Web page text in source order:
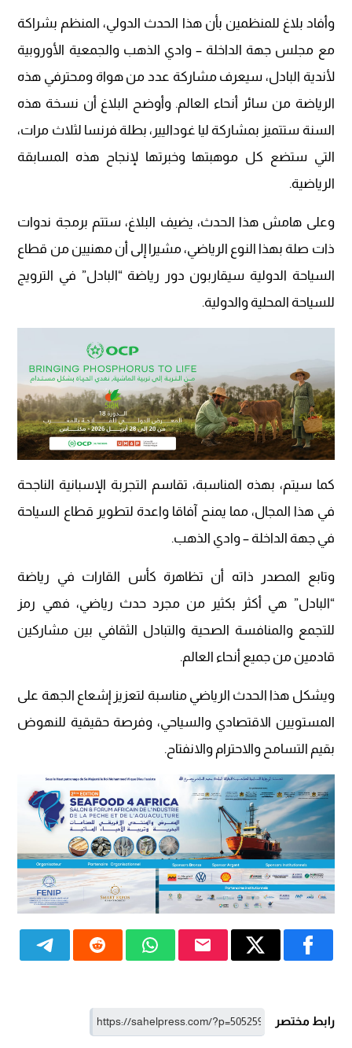
وأفاد بلاغ للمنظمين بأن هذا الحدث الدولي، المنظم بشراكة
مع مجلس جهة الداخلة – وادي الذهب والجمعية الأوروبية
لأندية البادل، سيعرف مشاركة عدد من هواة ومحترفي هذه
الرياضة من سائر أنحاء العالم. وأوضح البلاغ أن نسخة هذه
السنة ستتميز بمشاركة ليا غوداليير، بطلة فرنسا لثلاث مرات،
التي ستضع كل موهبتها وخبرتها لإنجاح هذه المسابقة
الرياضية.
وعلى هامش هذا الحدث، يضيف البلاغ، ستتم برمجة ندوات
ذات صلة بهذا النوع الرياضي، مشيرا إلى أن مهنيين من قطاع
السياحة الدولية سيقاربون دور رياضة “البادل” في الترويج
للسياحة المحلية والدولية.
كما سيتم، بهذه المناسبة، تقاسم التجربة الإسبانية الناجحة
في هذا المجال، مما يمنح آفاقا واعدة لتطوير قطاع السياحة
في جهة الداخلة – وادي الذهب.
وتابع المصدر ذاته أن تظاهرة كأس القارات في رياضة
“البادل” هي أكثر بكثير من مجرد حدث رياضي، فهي رمز
للتجمع والمنافسة الصحية والتبادل الثقافي بين مشاركين
قادمين من جميع أنحاء العالم.
ويشكل هذا الحدث الرياضي مناسبة لتعزيز إشعاع الجهة على
المستويين الاقتصادي والسياحي، وفرصة حقيقية للنهوض
بقيم التسامح والاحترام والانفتاح.
رابط مختصر